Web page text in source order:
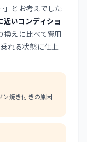
」とお考えでした
近いコンディショ
換えに比べて費用
れる状態に仕上
ン焼き付きの原因